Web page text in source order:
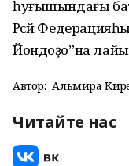
һуғышындағы
Рәсәй
Йондоҙо”на
Автор: Альмира
Читайте нас